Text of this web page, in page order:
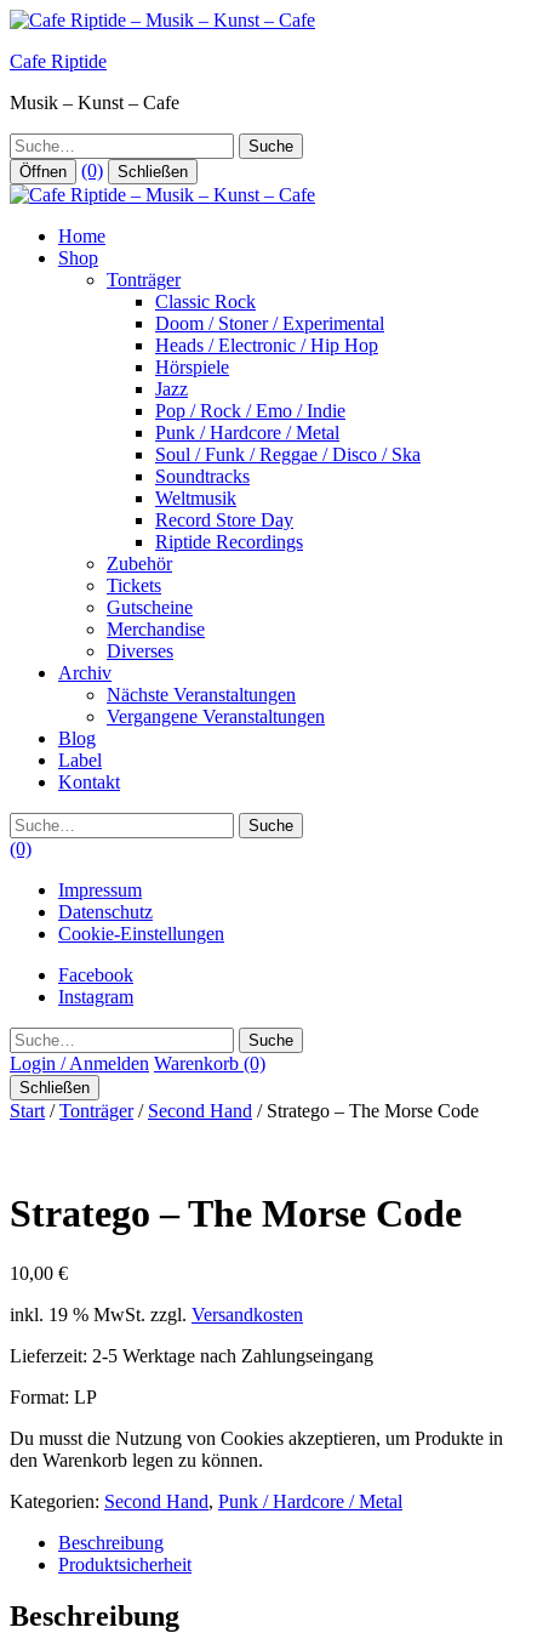
Zum
springen
Cafe Riptide
Musik – Kunst – Cafe
Suche
Öffnen (0) Schließen
Home
Shop
Tonträger
Classic Rock
Doom / Stoner / Experimental
Heads / Electronic / Hip Hop
Hörspiele
Jazz
Pop / Rock / Emo / Indie
Punk / Hardcore / Metal
Soul / Funk / Reggae / Disco / Ska
Soundtracks
Weltmusik
Record Store Day
Riptide Recordings
Zubehör
Tickets
Gutscheine
Merchandise
Diverses
Archiv
Nächste Veranstaltungen
Vergangene Veranstaltungen
Blog
Label
Kontakt
Suche
(0)
Impressum
Datenschutz
Cookie-Einstellungen
Facebook
Instagram
Suche
Login / Anmelden Warenkorb (0)
Schließen
Start /Tonträger/ Second Hand / Stratego – The Morse Code
Stratego – The Morse Code
10,00 €
inkl. 19 % MwSt. zzgl. Versandkosten
Lieferzeit: 2-5 Werktage nach Zahlungseingang
Format: LP
Du musst die Nutzung von Cookies akzeptieren, um Produkte in
den Warenkorb legen zu können.
Kategorien: Second Hand, Punk / Hardcore / Metal
Beschreibung
Produktsicherheit
Beschreibung